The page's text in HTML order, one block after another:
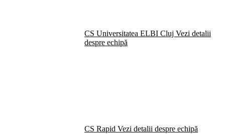
CS Universitatea ELBI Cluj Vezi detalii
despre echipă
CS Rapid Vezi detalii despre echipă